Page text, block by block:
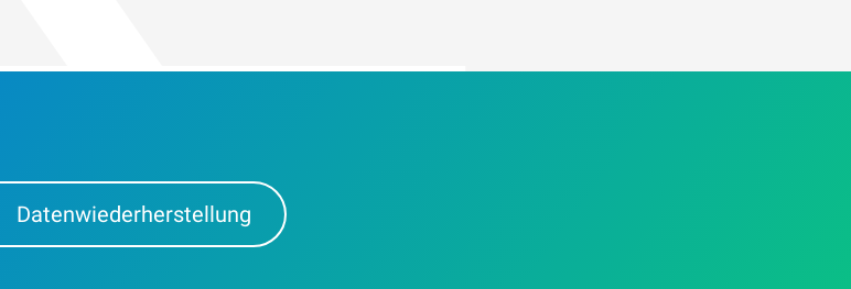
Datenwiederherstellung